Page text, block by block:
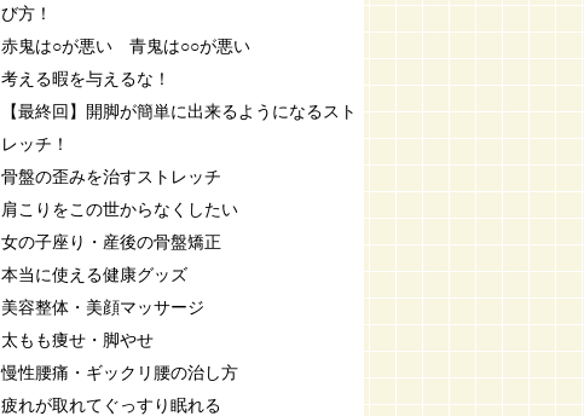
び方！
赤鬼は○が悪い 青鬼は○○が悪い
考える暇を与えるな！
【最終回】開脚が簡単に出来るようになるスト
レッチ！
骨盤の歪みを治すストレッチ
肩こりをこの世からなくしたい
女の子座り・産後の骨盤矯正
本当に使える健康グッズ
美容整体・美顔マッサージ
太もも痩せ・脚やせ
慢性腰痛・ギックリ腰の治し方
疲れが取れてぐっすり眠れる